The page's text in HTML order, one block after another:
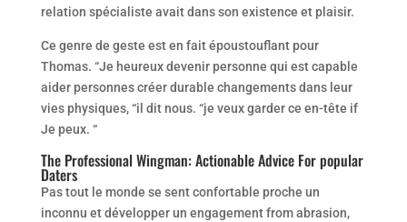
relation spécialiste avait dans son existence et plaisir.
Ce genre de geste est en fait époustouflant pour
Thomas. “Je heureux devenir personne qui est capable
aider personnes créer durable changements dans leur
vies physiques, “il dit nous. “je veux garder ce en-tête if
Je peux. “
The Professional Wingman: Actionable Advice For popular
Daters
Pas tout le monde se sent confortable proche un
inconnu et développer un engagement from abrasion,